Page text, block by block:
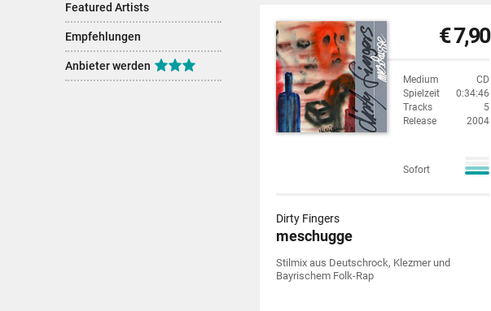
Featured Artists
Empfehlungen
Anbieter werden
€ 7,90
Medium
CD
Spielzeit
0:34:46
Tracks
5
Release
2004
Sofort
Dirty Fingers
meschugge
Stilmix aus Deutschrock, Klezmer und
Bayrischem Folk-Rap